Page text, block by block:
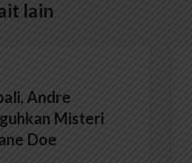
lain
Andre
Misteri
Doe